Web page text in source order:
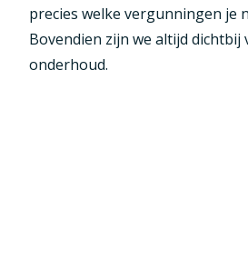
precies welke vergunningen je
Bovendien zijn we altijd dichtbij
onderhoud.